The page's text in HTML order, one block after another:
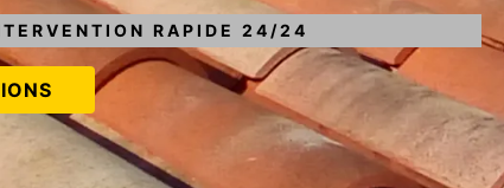
RAPIDE 24/24